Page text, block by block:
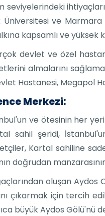
seviyelerindeki
Üniversitesi ve
kapsamlı ve
devlet ve özel
almalarını
Hastanesi, Megapol
Merkezi:
ve ötesinin her
sahil şeridi,
Kartal sahiline
doğrudan
oluşan Aydos
çıkarmak için tercih
büyük Aydos Gölü'nü